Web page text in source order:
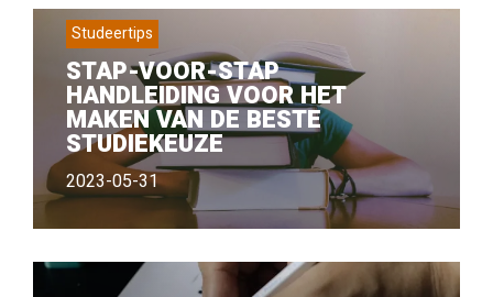
Studeertips
STAP-VOOR-STAP
HANDLEIDING VOOR HET
MAKEN VAN DE BESTE
STUDIEKEUZE
2023-05-31